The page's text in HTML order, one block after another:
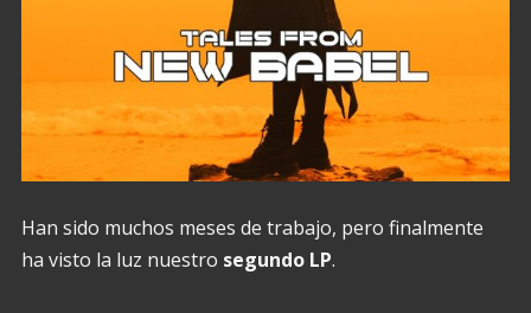
Han sido muchos meses de trabajo, pero finalmente
ha visto la luz nuestro segundo LP.